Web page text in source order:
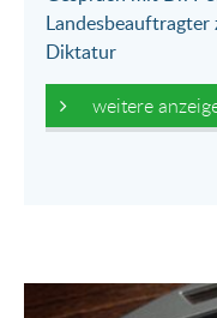
Diktatur
weitere